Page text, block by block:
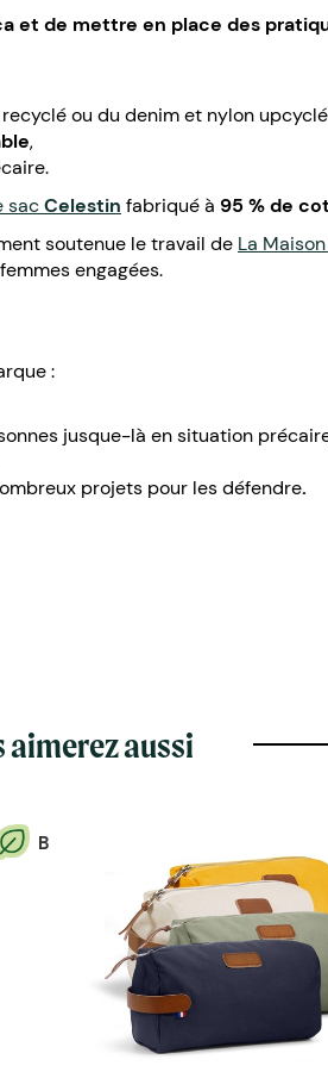
et de mettre en place des
ou du denim et nylon
,
sacCelestin fabriqué à 95 % de
soutenue le travail de La
engagées.
:
jusque-là en situation
projets pour les défendre.
aimerez aussi
B